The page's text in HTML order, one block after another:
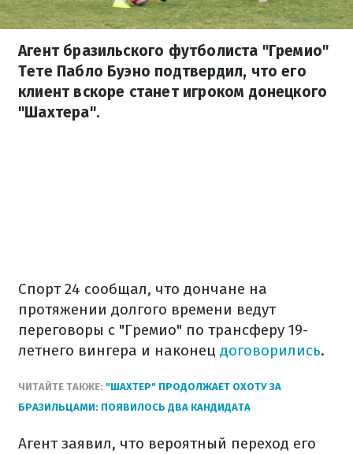
Агент бразильского футболиста "Гремио"
Тете Пабло Буэно подтвердил, что его
клиент вскоре станет игроком донецкого
"Шахтера".
Спорт 24 сообщал, что дончане на
протяжении долгого времени ведут
переговоры с "Гремио" по трансферу 19-
летнего вингера и наконец договорились.
ЧИТАЙТЕ ТАКЖЕ: "ШАХТЕР" ПРОДОЛЖАЕТ ОХОТУ ЗА
БРАЗИЛЬЦАМИ: ПОЯВИЛОСЬ ДВА КАНДИДАТА
Агент заявил, что вероятный переход его